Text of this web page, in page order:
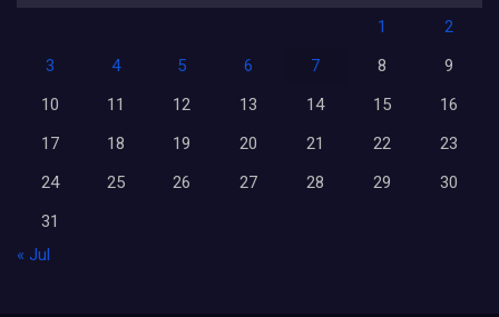
1
2
3
4 5 6 7 8
9
10
11 12 13 14 15
16
17
18 19 20 21 22
23
24
25 26 27 28 29
30
31
« Jul